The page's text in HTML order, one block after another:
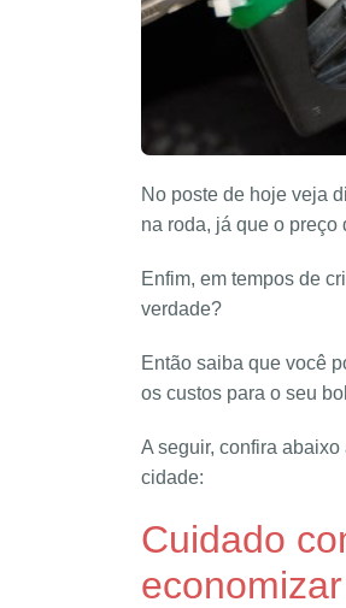
No poste de hoje veja
na roda, já que o
Enfim, em tempos de
verdade?
Então saiba que você
os custos para o seu
A seguir, confira
cidade:
Cuidado